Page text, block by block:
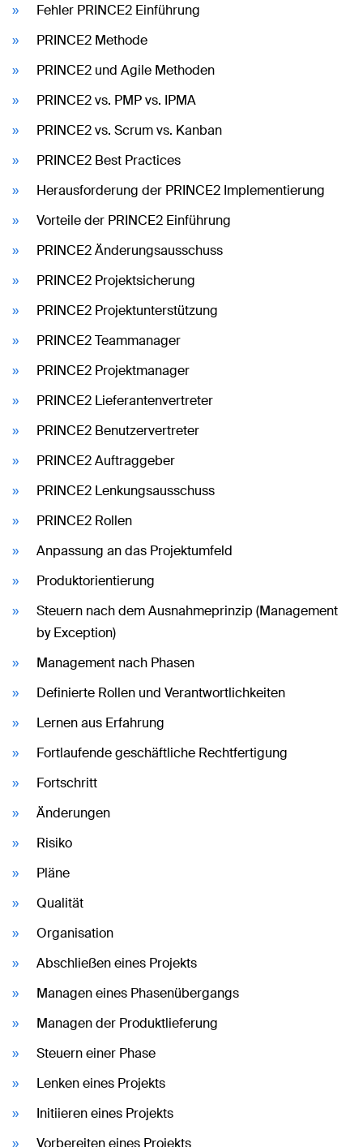
Fehler PRINCE2 Einführung
PRINCE2 Methode
PRINCE2 und Agile Methoden
PRINCE2 vs. PMP vs. IPMA
PRINCE2 vs. Scrum vs. Kanban
PRINCE2 Best Practices
Herausforderung der PRINCE2 Implementierung
Vorteile der PRINCE2 Einführung
PRINCE2 Änderungsausschuss
PRINCE2 Projektsicherung
PRINCE2 Projektunterstützung
PRINCE2 Teammanager
PRINCE2 Projektmanager
PRINCE2 Lieferantenvertreter
PRINCE2 Benutzervertreter
PRINCE2 Auftraggeber
PRINCE2 Lenkungsausschuss
PRINCE2 Rollen
Anpassung an das Projektumfeld
Produktorientierung
Steuern nach dem Ausnahmeprinzip (Management
by Exception)
Management nach Phasen
Definierte Rollen und Verantwortlichkeiten
Lernen aus Erfahrung
Fortlaufende geschäftliche Rechtfertigung
Fortschritt
Änderungen
Risiko
Pläne
Qualität
Organisation
Abschließen eines Projekts
Managen eines Phasenübergangs
Managen der Produktlieferung
Steuern einer Phase
Lenken eines Projekts
Initiieren eines Projekts
Vorbereiten eines Projekts